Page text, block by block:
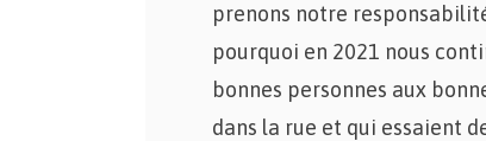
prenons notre
pourquoi en 2021 nous
bonnes personnes aux
dans la rue et qui essaient